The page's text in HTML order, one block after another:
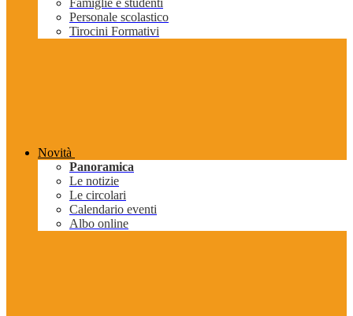
Famiglie e studenti
Personale scolastico
Tirocini Formativi
Novità
Panoramica
Le notizie
Le circolari
Calendario eventi
Albo online